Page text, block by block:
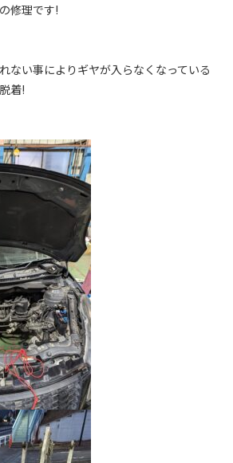
修理です!
ない事によりギヤが入らなくなっている
着!